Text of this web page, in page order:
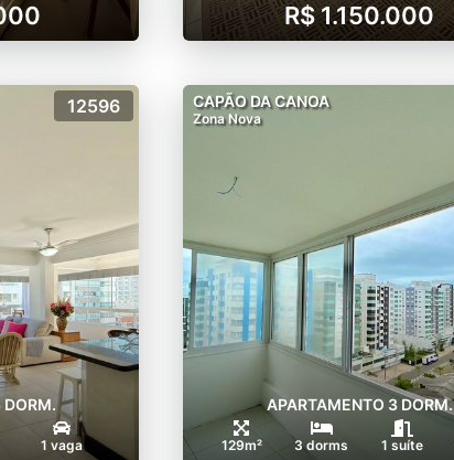
R$ 1.150.000
12596
DORM.
1 vaga
CAPÃO DA CANOA
Zona Nova
APARTAMENTO 3 DORM.
129m² 3 dorms 1 suíte